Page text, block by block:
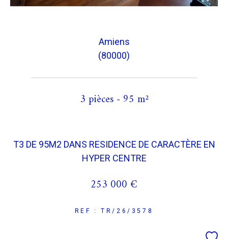
Amiens
(80000)
3 pièces - 95 m²
T3 DE 95M2 DANS RESIDENCE DE CARACTÈRE EN
HYPER CENTRE
253 000 €
REF : TR/26/3578